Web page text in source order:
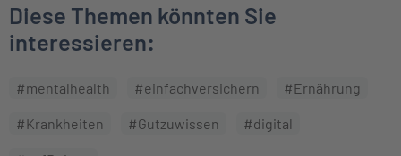
Diese Themen könnten Sie
interessieren:
#mentalhealth #einfachversichern #Ernährung
#Krankheiten #Gutzuwissen #digital